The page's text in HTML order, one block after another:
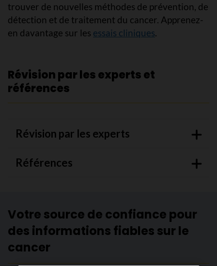
trouver de nouvelles méthodes de prévention, de
détection et de traitement du cancer. Apprenez-
en davantage sur les essais cliniques.
Révision par les experts et
références
Révision par les experts
Références
Votre source de confiance pour
des informations fiables sur le
cancer